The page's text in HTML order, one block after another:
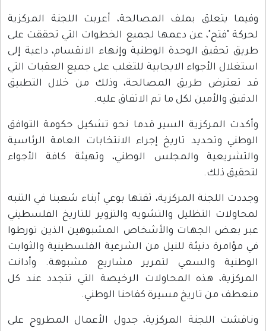
وفيما يتعلق بملف المصالحة، أعربت اللجنة المركزية
لحركة "فتح"، عن دعمها لجميع الخطوات التي تحققت على
طريق تحقيق الوحدة الوطنية وإنهاء الانقسام، داعية إلى
استغلال الأجواء الايجابية للتغلب على جميع العقبات التي
قد تعترض طريق المصالحة، وذلك من خلال التطبيق
الدقيق والأمين لكل ما تم الاتفاق عليه.
وأكدت المركزية السير قدما نحو تشكيل حكومة التوافق
الوطني وتحديد تاريخ إجراء الانتخابات العامة الرئاسية
والتشريعية والمجلس الوطني، وتهيئة كافة الأجواء
لتحقيق ذلك.
وجددت اللجنة المركزية، ثقتها بوعي أبناء شعبنا في التنبه
لمحاولات التظليل والتشويه والتزوير للتاريخ الفلسطيني
عبر بعض الجهات والأشخاص المشبوهين الذين تورطوا
في مؤامرة دنيئة للنيل من الشرعية الفلسطينية والثوابت
الوطنية والسعي لتمرير مشاريع مشبوهة. وأدانت
المركزية، هذه المحاولات الرخيصة التي تتجدد عند كل
منعطف من تاريخ مسيرة كفاحنا الوطني.
وناقشت اللجنة المركزية، جدول الأعمال المطروح على